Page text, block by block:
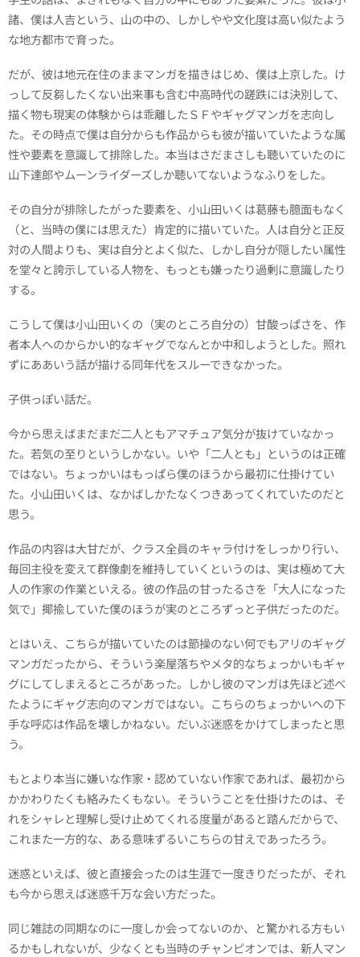
諸、僕は人吉という、山の中の、しかしやや文化度は高い似たよう
な地方都市で育った。
だが、彼は地元在住のままマンガを描きはじめ、僕は上京した。け
っして反芻したくない出来事も含む中高時代の蹉跌には決別して、
描く物も現実の体験からは乖離したＳＦやギャグマンガを志向し
た。その時点で僕は自分からも作品からも彼が描いていたような属
性や要素を意識して排除した。本当はさだまさしも聴いていたのに
山下達郎やムーンライダーズしか聴いてないようなふりをした。
その自分が排除したがった要素を、小山田いくは葛藤も臆面もなく
（と、当時の僕には思えた）肯定的に描いていた。人は自分と正反
対の人間よりも、実は自分とよく似た、しかし自分が隠したい属性
を堂々と誇示している人物を、もっとも嫌ったり過剰に意識したり
する。
こうして僕は小山田いくの（実のところ自分の）甘酸っぱさを、作
者本人へのからかい的なギャグでなんとか中和しようとした。照れ
ずにああいう話が描ける同年代をスルーできなかった。
子供っぽい話だ。
今から思えばまだまだ二人ともアマチュア気分が抜けていなかっ
た。若気の至りというしかない。いや「二人とも」というのは正確
ではない。ちょっかいはもっぱら僕のほうから最初に仕掛けてい
た。小山田いくは、なかばしかたなくつきあってくれていたのだと
思う。
作品の内容は大甘だが、クラス全員のキャラ付けをしっかり行い、
毎回主役を変えて群像劇を維持していくというのは、実は極めて大
人の作家の作業といえる。彼の作品の甘ったるさを「大人になった
気で」揶揄していた僕のほうが実のところずっと子供だったのだ。
とはいえ、こちらが描いていたのは節操のない何でもアリのギャグ
マンガだったから、そういう楽屋落ちやメタ的なちょっかいもギャ
グにしてしまえるところがあった。しかし彼のマンガは先ほど述べ
たようにギャグ志向のマンガではない。こちらのちょっかいへの下
手な呼応は作品を壊しかねない。だいぶ迷惑をかけてしまったと思
う。
もとより本当に嫌いな作家・認めていない作家であれば、最初から
かかわりたくも絡みたくもない。そういうことを仕掛けたのは、そ
れをシャレと理解し受け止めてくれる度量があると踏んだからで、
これまた一方的な、ある意味ずるいこちらの甘えであったろう。
迷惑といえば、彼と直接会ったのは生涯で一度きりだったが、それ
も今から思えば迷惑千万な会い方だった。
同じ雑誌の同期なのに一度しか会ってないのか、と驚かれる方もい
るかもしれないが、少なくとも当時のチャンピオンでは、新人マン